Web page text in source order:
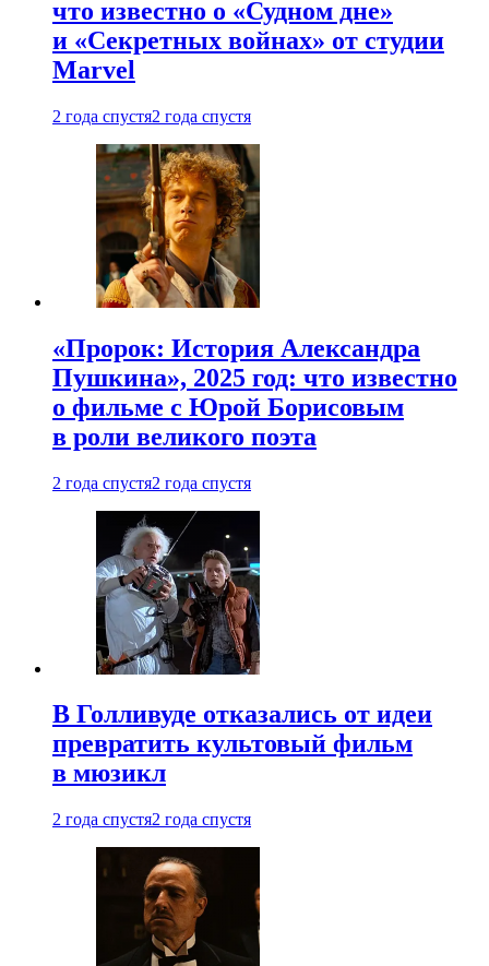
что известно о «Судном дне»
и «Секретных войнах» от студии
Marvel
2 года спустя2 года спустя
«Пророк: История Александра
Пушкина», 2025 год: что известно
о фильме с Юрой Борисовым
в роли великого поэта
2 года спустя2 года спустя
В Голливуде отказались от идеи
превратить культовый фильм
в мюзикл
2 года спустя2 года спустя